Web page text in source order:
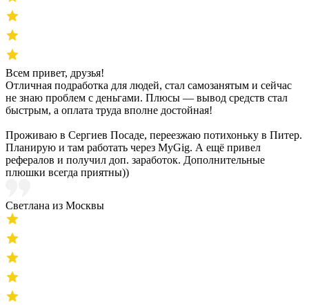
Всем привет, друзья!
Отличная подработка для людей, стал самозанятым и сейчас
не знаю проблем с деньгами. Плюсы — вывод средств стал
быстрым, а оплата труда вполне достойная!
Проживаю в Сергиев Посаде, переезжаю потихоньку в Питер.
Планирую и там работать через MyGig. А ещё привел
рефералов и получил доп. заработок. Дополнительные
плюшки всегда приятны))
Светлана из Москвы